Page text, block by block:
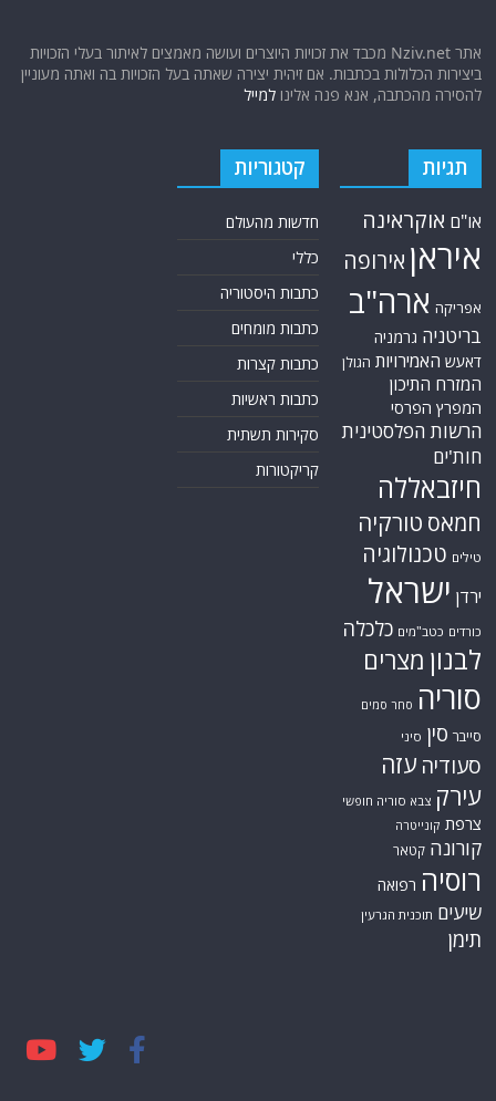
אתר Nziv.net מכבד את זכויות היוצרים ועושה מאמצים לאיתור בעלי הזכויות
ביצירות הכלולות בכתבות. אם זיהית יצירה שאתה בעל הזכויות בה ואתה מעוניין
להסירה מהכתבה, אנא פנה אלינולמייל
תגיות
או"ם אוקראינה
איראן אירופה
אפריקה ארה"ב
בריטניה גרמניה
דאעש האמירויות הגולן
המזרח התיכון
המפרץ הפרסי
הרשות הפלסטינית
חות'ים
חיזבאללה
חמאס טורקיה
טילים טכנולוגיה
ירדן ישראל
כורדים כטב"מים כלכלה
לבנון מצרים
סוריה סחר סמים
סייבר סין סיני
סעודיה עזה
עירק צבא סוריה חופשי
צרפת קונייטרה
קורונה קטאר
רוסיה רפואה
שיעים תוכנית הגרעין
תימן
קטגוריות
חדשות מהעולם
כללי
כתבות היסטוריה
כתבות מומחים
כתבות קצרות
כתבות ראשיות
סקירות תשתית
קריקטורות